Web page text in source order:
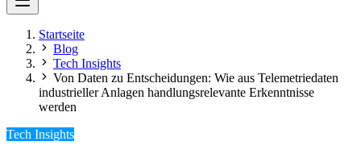
Startseite
Blog
Tech Insights
Von Daten zu Entscheidungen: Wie aus Telemetriedaten
industrieller Anlagen handlungsrelevante Erkenntnisse
werden
Tech Insights